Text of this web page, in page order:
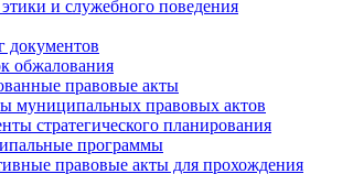
и служебного поведения
документов
обжалования
правовые акты
муниципальных правовых актов
стратегического планирования
программы
правовые акты для прохождения